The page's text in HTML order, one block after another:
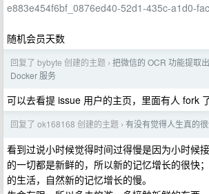
e883e454f6bf_0876ed40-52d1-435c-a1d0-
随机会员天数
回复了 bybyte 创建的主题 › 把微信的 OCR 功能提取
Docker 服务
可以去看提 issue 用户的主页，里面有人 fork
回复了 ok168168 创建的主题 › 有没有觉得人生真的很
看到过说小时候觉得时间过得慢是因为小时候
的一切都是新鲜的，所以新的记忆增长的很快
的生活，自然新的记忆增长的慢。